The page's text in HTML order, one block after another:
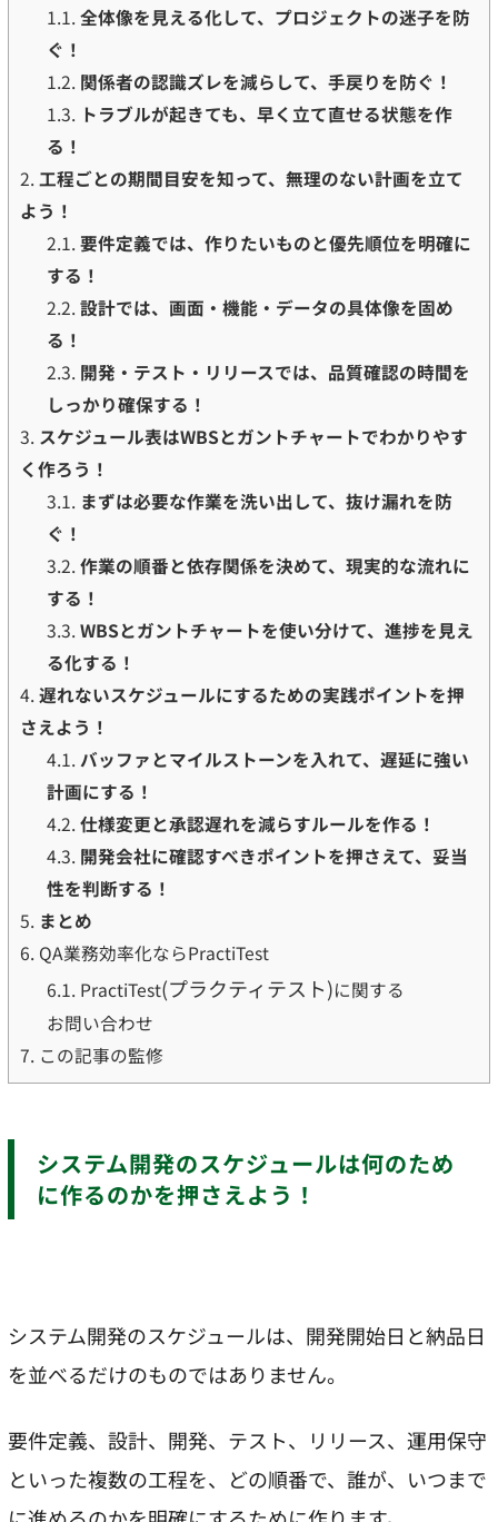
1.1.全体像を見える化して、プロジェクトの迷子を防
ぐ！
1.2. 関係者の認識ズレを減らして、手戻りを防ぐ！
1.3. トラブルが起きても、早く立て直せる状態を作
る！
2.工程ごとの期間目安を知って、無理のない計画を立て
よう！
2.1.要件定義では、作りたいものと優先順位を明確に
する！
2.2.設計では、画面・機能・データの具体像を固め
る！
2.3. 開発・テスト・リリースでは、品質確認の時間を
しっかり確保する！
3. スケジュール表はWBSとガントチャートでわかりやす
く作ろう！
3.1. まずは必要な作業を洗い出して、抜け漏れを防
ぐ！
3.2.作業の順番と依存関係を決めて、現実的な流れに
する！
3.3.WBSとガントチャートを使い分けて、進捗を見え
る化する！
4.遅れないスケジュールにするための実践ポイントを押
さえよう！
4.1.バッファとマイルストーンを入れて、遅延に強い
計画にする！
4.2.仕様変更と承認遅れを減らすルールを作る！
4.3. 開発会社に確認すべきポイントを押さえて、妥当
性を判断する！
5. まとめ
6. QA業務効率化ならPractiTest
6.1.PractiTest(プラクティテスト)に関する
お問い合わせ
7. この記事の監修
システム開発のスケジュールは何のため
に作るのかを押さえよう！
システム開発のスケジュールは、開発開始日と納品日
を並べるだけのものではありません。
要件定義、設計、開発、テスト、リリース、運用保守
といった複数の工程を、どの順番で、誰が、いつまで